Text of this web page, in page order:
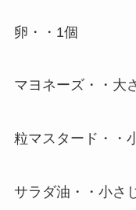
卵・・1個
マヨネーズ・・大
粒マスタード・・
サラダ油・・小さ